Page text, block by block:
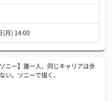
(月) 14:00
ソニー】誰一人、同じキャリアは歩
い。ソニーで描く、